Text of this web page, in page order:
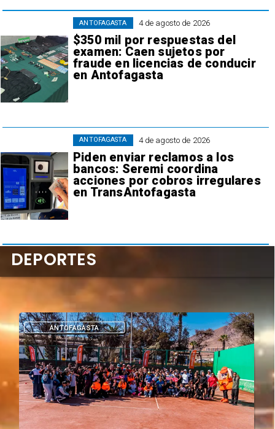
4 de agosto de 2026
$350 mil por respuestas del
examen: Caen sujetos por
fraude en licencias de conducir
en Antofagasta
ANTOFAGASTA
4 de agosto de 2026
Piden enviar reclamos a los
bancos: Seremi coordina
acciones por cobros irregulares
en TransAntofagasta
ANTOFAGASTA
DEPORTES
DEPORTES